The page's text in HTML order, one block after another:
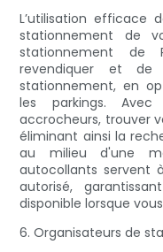
L’utilisation efficace
stationnement de
stationnement de
revendiquer et de
stationnement, en
les parkings.
accrocheurs, trouver
éliminant ainsi la
au milieu d'une
autocollants servent
autorisé,
disponible lorsque
6. Organisateurs de